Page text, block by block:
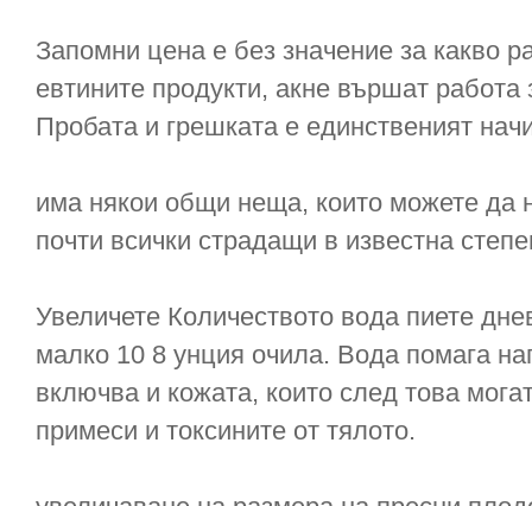
Запомни цена е без значение за какво
евтините продукти, акне вършат
Пробата и грешката е единственият
има някои общи неща, които можете да
почти всички страдащи в известна
Увеличете Количеството вода пиете
малко 10 8 унция очила. Вода помага
включва и кожата, които след това
примеси и токсините от тялото.